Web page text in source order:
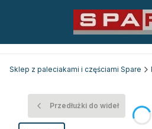
Sklep z paleciakami i częściami Spare
Przedłużki do wideł